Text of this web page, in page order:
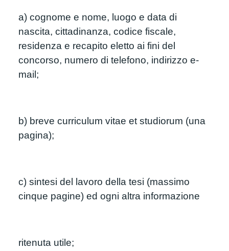
a) cognome e nome, luogo e data di
nascita, cittadinanza, codice fiscale,
residenza e recapito eletto ai fini del
concorso, numero di telefono, indirizzo e-
mail;
b) breve curriculum vitae et studiorum (una
pagina);
c) sintesi del lavoro della tesi (massimo
cinque pagine) ed ogni altra informazione
ritenuta utile;